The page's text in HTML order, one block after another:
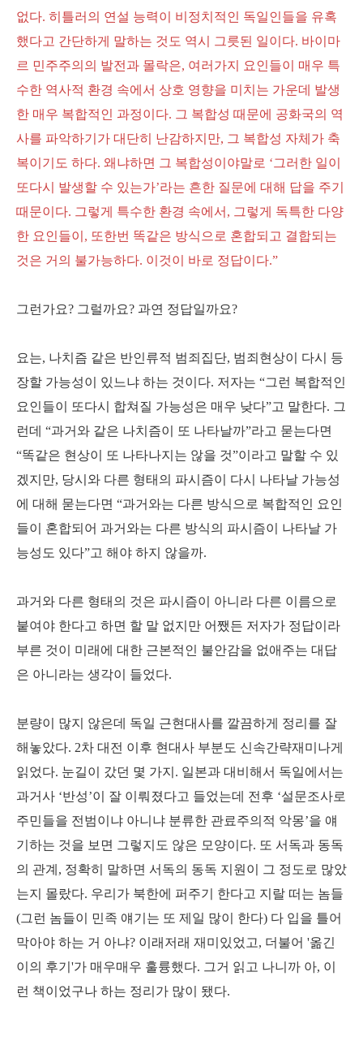
없다. 히틀러의 연설 능력이 비정치적인 독일인들을 유혹
했다고 간단하게 말하는 것도 역시 그릇된 일이다. 바이마
르 민주주의의 발전과 몰락은, 여러가지 요인들이 매우 특
수한 역사적 환경 속에서 상호 영향을 미치는 가운데 발생
한 매우 복합적인 과정이다. 그 복합성 때문에 공화국의 역
사를 파악하기가 대단히 난감하지만, 그 복합성 자체가 축
복이기도 하다. 왜냐하면 그 복합성이야말로 ‘그러한 일이
또다시 발생할 수 있는가’라는 흔한 질문에 대해 답을 주기
때문이다. 그렇게 특수한 환경 속에서, 그렇게 독특한 다양
한 요인들이, 또한번 똑같은 방식으로 혼합되고 결합되는
것은 거의 불가능하다. 이것이 바로 정답이다.”
그런가요? 그럴까요? 과연 정답일까요?
요는, 나치즘 같은 반인류적 범죄집단, 범죄현상이 다시 등
장할 가능성이 있느냐 하는 것이다. 저자는 “그런 복합적인
요인들이 또다시 합쳐질 가능성은 매우 낮다”고 말한다. 그
런데 “과거와 같은 나치즘이 또 나타날까”라고 묻는다면
“똑같은 현상이 또 나타나지는 않을 것”이라고 말할 수 있
겠지만, 당시와 다른 형태의 파시즘이 다시 나타날 가능성
에 대해 묻는다면 “과거와는 다른 방식으로 복합적인 요인
들이 혼합되어 과거와는 다른 방식의 파시즘이 나타날 가
능성도 있다”고 해야 하지 않을까.
과거와 다른 형태의 것은 파시즘이 아니라 다른 이름으로
붙여야 한다고 하면 할 말 없지만 어쨌든 저자가 정답이라
부른 것이 미래에 대한 근본적인 불안감을 없애주는 대답
은 아니라는 생각이 들었다.
분량이 많지 않은데 독일 근현대사를 깔끔하게 정리를 잘
해놓았다. 2차 대전 이후 현대사 부분도 신속간략재미나게
읽었다. 눈길이 갔던 몇 가지. 일본과 대비해서 독일에서는
과거사 ‘반성’이 잘 이뤄졌다고 들었는데 전후 ‘설문조사로
주민들을 전범이냐 아니냐 분류한 관료주의적 악몽’을 얘
기하는 것을 보면 그렇지도 않은 모양이다. 또 서독과 동독
의 관계, 정확히 말하면 서독의 동독 지원이 그 정도로 많았
는지 몰랐다. 우리가 북한에 퍼주기 한다고 지랄 떠는 놈들
(그런 놈들이 민족 얘기는 또 제일 많이 한다) 다 입을 틀어
막아야 하는 거 아냐? 이래저래 재미있었고, 더불어 '옮긴
이의 후기'가 매우매우 훌륭했다. 그거 읽고 나니까 아, 이
런 책이었구나 하는 정리가 많이 됐다.